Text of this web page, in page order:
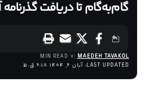
گام‌به‌گام تا دریافت گذرنامه
LAST UPDATED: آبان 6, 1404 6:18 ق.ظ
MAEDEH TAVAKOL
7 MIN READ